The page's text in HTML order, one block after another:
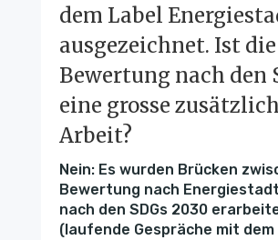
dem Label
ausgezeichnet. Ist die
Bewertung nach den
eine grosse
Arbeit?
Nein: Es wurden Brücken
Bewertung nach
nach den SDGs 2030
(laufende Gespräche mit dem